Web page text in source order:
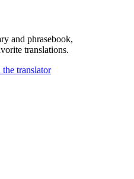
and phrasebook,
translations.